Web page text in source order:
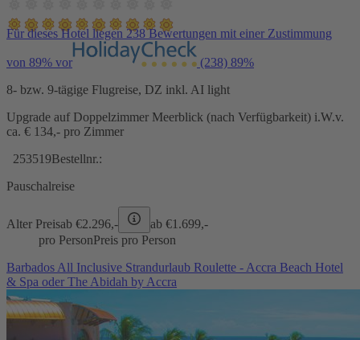
Für dieses Hotel liegen 238 Bewertungen mit einer Zustimmung
von 89% vor (238) 89%
8- bzw. 9-tägige Flugreise, DZ inkl. AI light
Upgrade auf Doppelzimmer Meerblick (nach Verfügbarkeit) i.W.v.
ca. € 134,- pro Zimmer
253519Bestellnr.:
Pauschalreise
Alter Preisab €2.296,- ab €1.699,-
pro PersonPreis pro Person
Barbados All Inclusive Strandurlaub Roulette - Accra Beach Hotel
& Spa oder The Abidah by Accra